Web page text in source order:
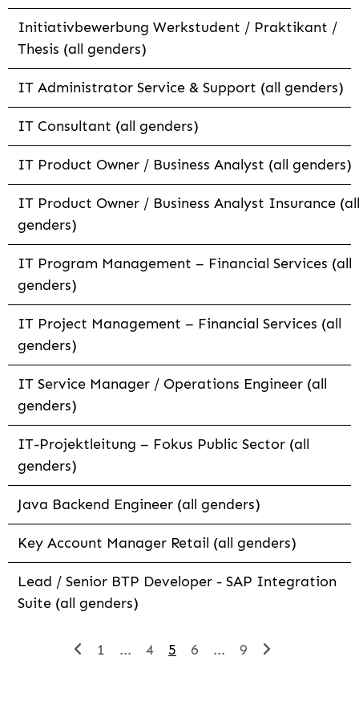
Initiativbewerbung Werkstudent / Praktikant /
Thesis (all genders)
IT Administrator Service & Support (all genders)
IT Consultant (all genders)
IT Product Owner / Business Analyst (all genders)
IT Product Owner / Business Analyst Insurance (all
genders)
IT Program Management – Financial Services (all
genders)
IT Project Management – Financial Services (all
genders)
IT Service Manager / Operations Engineer (all
genders)
IT-Projektleitung – Fokus Public Sector (all
genders)
Java Backend Engineer (all genders)
Key Account Manager Retail (all genders)
Lead / Senior BTP Developer - SAP Integration
Suite (all genders)
1 ... 4 5 6 ... 9